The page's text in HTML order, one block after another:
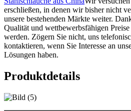
erschließen, in denen wir bisher nicht
unsere bestehenden Märkte weiter.
Qualität und wettbewerbsfähigen
werden. Zögern Sie nicht, uns
kontaktieren, wenn Sie Interesse an
Lösungen haben.
Produktdetails